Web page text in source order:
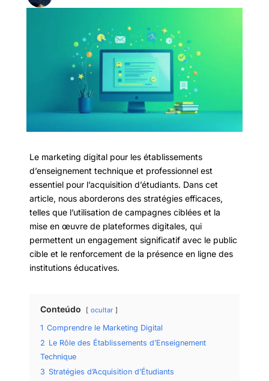
Le marketing digital pour les établissements
d’enseignement technique et professionnel est
essentiel pour l’acquisition d’étudiants. Dans cet
article, nous aborderons des stratégies efficaces,
telles que l’utilisation de campagnes ciblées et la
mise en œuvre de plateformes digitales, qui
permettent un engagement significatif avec le public
cible et le renforcement de la présence en ligne des
institutions éducatives.
Conteúdo ocultar
1 Comprendre le Marketing Digital
2 Le Rôle des Établissements d’Enseignement
Technique
3 Stratégies d’Acquisition d’Étudiants